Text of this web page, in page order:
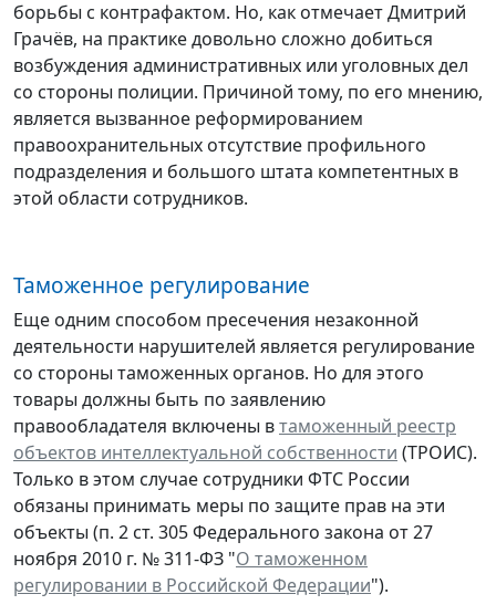
борьбы с контрафактом. Но, как отмечает Дмитрий
Грачёв, на практике довольно сложно добиться
возбуждения административных или уголовных дел
со стороны полиции. Причиной тому, по его мнению,
является вызванное реформированием
правоохранительных отсутствие профильного
подразделения и большого штата компетентных в
этой области сотрудников.
Таможенное регулирование
Еще одним способом пресечения незаконной
деятельности нарушителей является регулирование
со стороны таможенных органов. Но для этого
товары должны быть по заявлению
правообладателя включены втаможенный реестр
объектов интеллектуальной собственности (ТРОИС).
Только в этом случае сотрудники ФТС России
обязаны принимать меры по защите прав на эти
объекты (п. 2 ст. 305 Федерального закона от 27
ноября 2010 г. № 311-ФЗ "О таможенном
регулировании в Российской Федерации").